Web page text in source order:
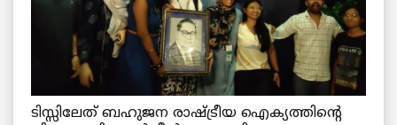
ടിസ്സിലേത് ബഹുജന രാഷ്ട്രീയ ഐക്യത്തിന്റെ